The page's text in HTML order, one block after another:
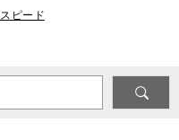
ピード